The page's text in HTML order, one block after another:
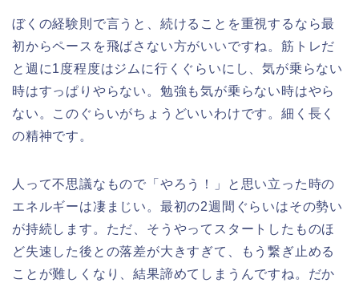
ぼくの経験則で言うと、続けることを重視するなら最
初からペースを飛ばさない方がいいですね。筋トレだ
と週に1度程度はジムに行くぐらいにし、気が乗らない
時はすっぱりやらない。勉強も気が乗らない時はやら
ない。このぐらいがちょうどいいわけです。細く長く
の精神です。
人って不思議なもので「やろう！」と思い立った時の
エネルギーは凄まじい。最初の2週間ぐらいはその勢い
が持続します。ただ、そうやってスタートしたものほ
ど失速した後との落差が大きすぎて、もう繋ぎ止める
ことが難しくなり、結果諦めてしまうんですね。だか